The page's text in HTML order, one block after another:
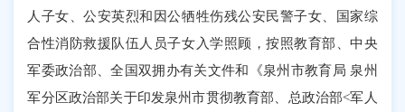
人子女、公安英烈和因公牺牲伤残公安民警子女、国家综
合性消防救援队伍人员子女入学照顾，按照教育部、中央
军委政治部、全国双拥办有关文件和《泉州市教育局 泉州
军分区政治部关于印发泉州市贯彻教育部、总政治部<军人